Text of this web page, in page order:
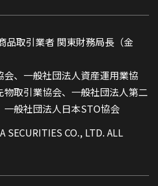
品取引業者 関東財務局長（金
、一般社団法人資産運用業協
取引業協会、一般社団法人第二
般社団法人日本STO協会
SECURITIES CO., LTD. ALL